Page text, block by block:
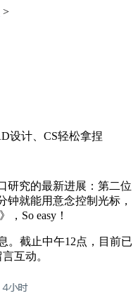
>
设计、CS轻松拿捏
究的最新进展：第二位
钟就能用意念控制光标，
So easy！
截止中午12点，目前已
互动。